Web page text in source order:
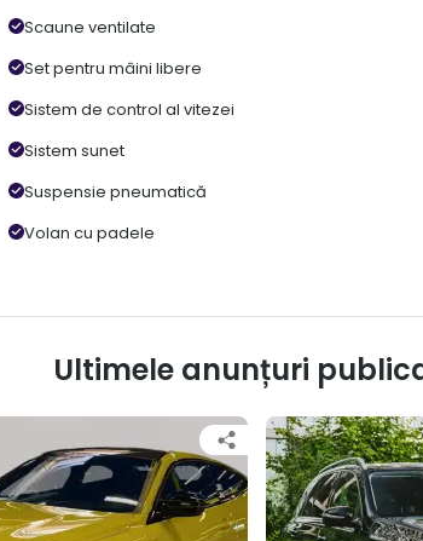
Scaune ventilate
Set pentru mâini libere
Sistem de control al vitezei
Sistem sunet
Suspensie pneumatică
Volan cu padele
Ultimele anunțuri